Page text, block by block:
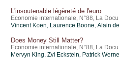
L'insoutenable légèreté de l'euro
Economie internationale, N°88, La
Vincent Koen, Laurence Boone, Alain
Does Money Still Matter?
Economie internationale, N°88, La
Mervyn King, Zvi Eckstein, Patrick